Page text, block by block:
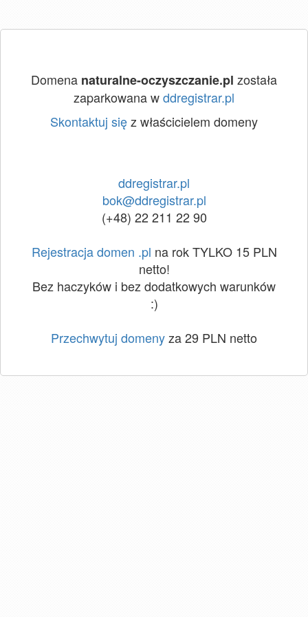
Domena naturalne-oczyszczanie.pl została
zaparkowana wddregistrar.pl
Skontaktuj sięz właścicielem domeny
ddregistrar.pl
bok@ddregistrar.pl
(+48) 22 211 22 90
Rejestracja domen .pl na rok TYLKO 15 PLN
netto!
Bez haczyków i bez dodatkowych warunków
:)
Przechwytuj domenyza 29 PLN netto